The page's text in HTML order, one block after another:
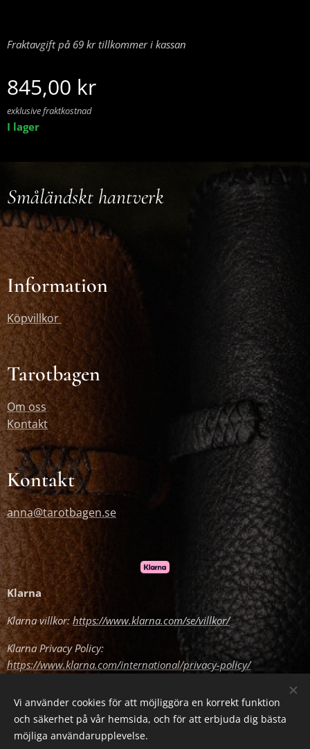
Fraktavgift på 69 kr tillkommer i kassan
845,00 kr
exklusive fraktkostnad
I lager
Småländskt hantverk
Information
Köpvillkor
Tarotbagen
Om oss
Kontakt
Kontakt
anna@tarotbagen.se
Klarna
Klarna villkor:https://www.klarna.com/se/villkor/
Klarna Privacy Policy:
https://www.klarna.com/international/privacy-policy/
Cookies
Vi använder cookies för att möjliggöra en korrekt funktion
och säkerhet på vår hemsida, och för att erbjuda dig bästa
möjliga användarupplevelse.